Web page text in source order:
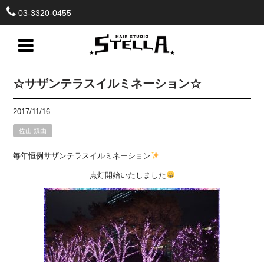
03-3320-0455
☆サザンテラスイルミネーション☆
2017/11/16
佐山 鎮由
毎年恒例サザンテラスイルミネーション
点灯開始いたしました